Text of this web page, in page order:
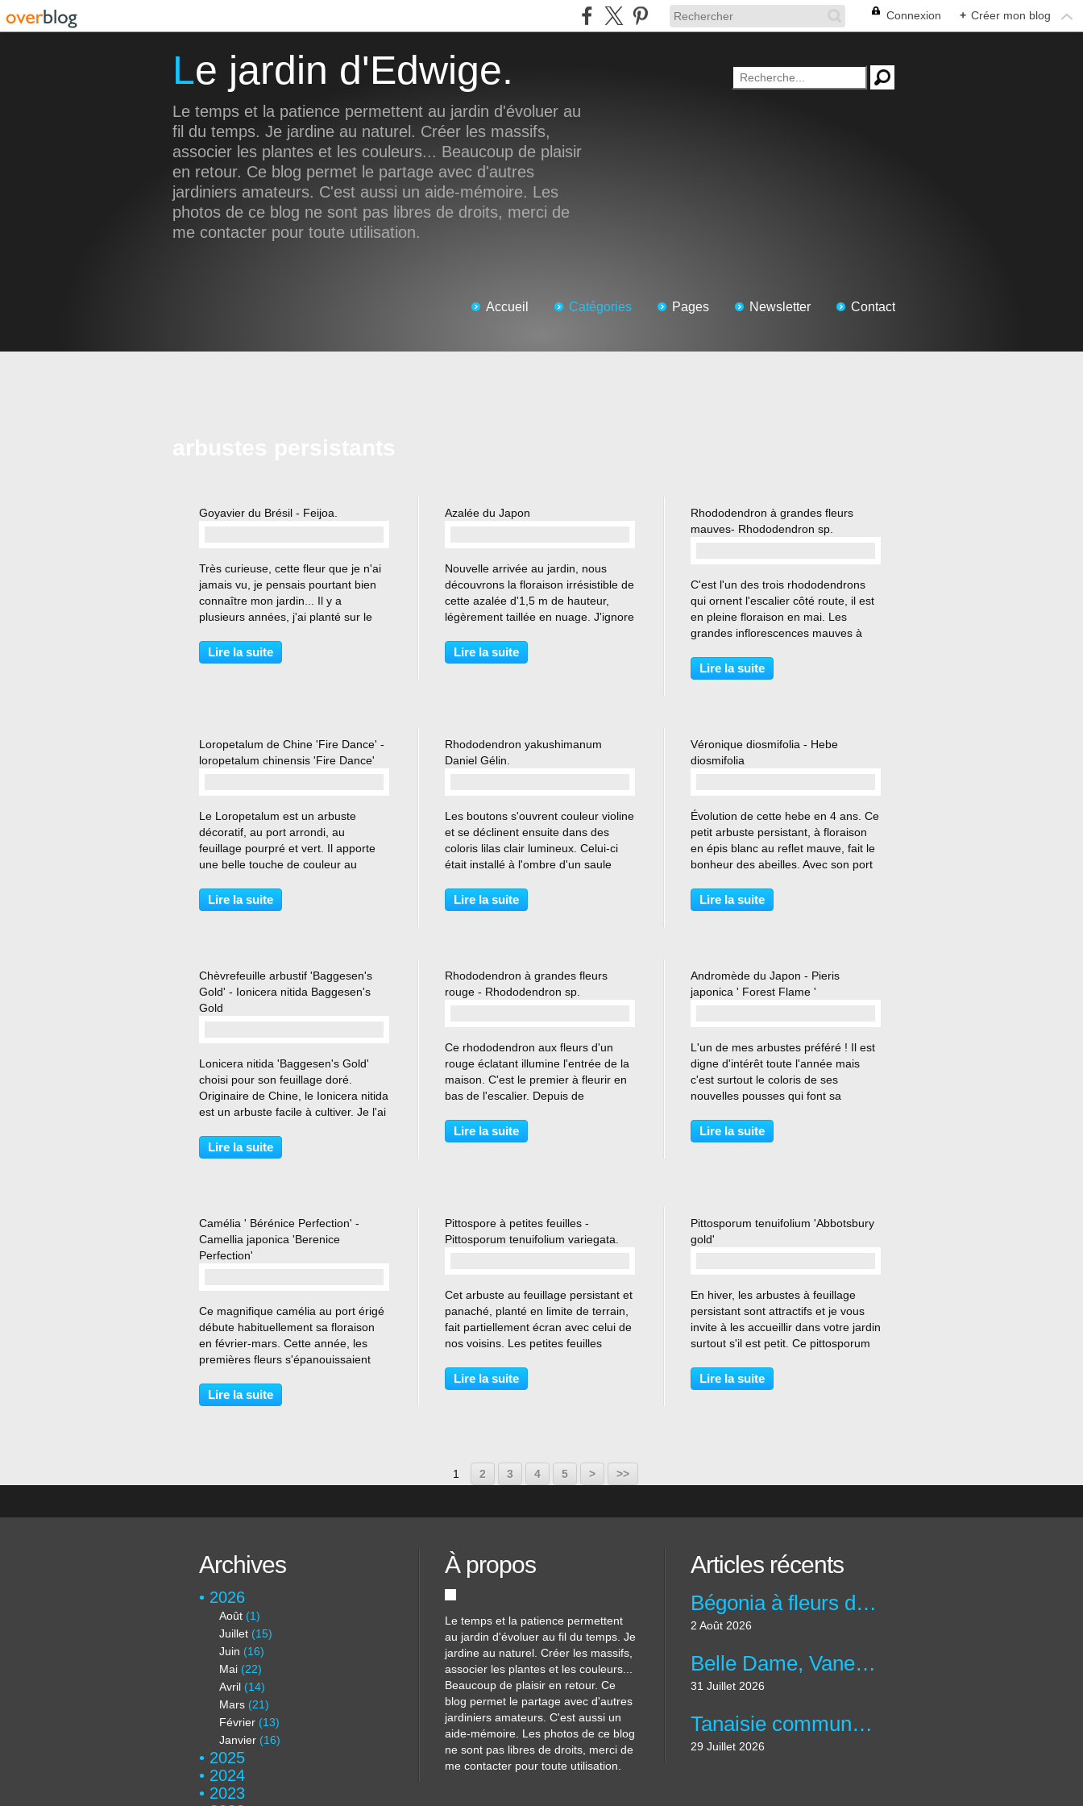
Connexion + Créer mon blog
Le jardin d'Edwige.
Le temps et la patience permettent au jardin d'évoluer au
fil du temps. Je jardine au naturel. Créer les massifs,
associer les plantes et les couleurs... Beaucoup de plaisir
en retour. Ce blog permet le partage avec d'autres
jardiniers amateurs. C'est aussi un aide-mémoire. Les
photos de ce blog ne sont pas libres de droits, merci de
me contacter pour toute utilisation.
Accueil Catégories Pages Newsletter Contact
Goyavier du Brésil - Feijoa.
Très curieuse, cette fleur que je n'ai
jamais vu, je pensais pourtant bien
connaître mon jardin... Il y a
plusieurs années, j'ai planté sur le
bouleaux, un arbuste que je croyais
être un laurier tin. Je me disais que
Lire la suite
Azalée du Japon
Nouvelle arrivée au jardin, nous
découvrons la floraison irrésistible de
cette azalée d'1,5 m de hauteur,
légèrement taillée en nuage. J'ignore
auprès d'un particulier qui n'a pas pu
me renseigner. Elle remplace le
Lire la suite
Rhododendron à grandes fleurs
mauves- Rhododendron sp.
C'est l'un des trois rhododendrons
qui ornent l'escalier côté route, il est
en pleine floraison en mai. Les
grandes inflorescences mauves à
floraison du rhododendron rose et du
rhododendron rouge installés au
Lire la suite
Loropetalum de Chine 'Fire Dance' -
loropetalum chinensis 'Fire Dance'
Le Loropetalum est un arbuste
décoratif, au port arrondi, au
feuillage pourpré et vert. Il apporte
une belle touche de couleur au
persistant à semi-persistant s'orne
de délicates fleurs rose framboise
Lire la suite
Rhododendron yakushimanum
Daniel Gélin.
Les boutons s'ouvrent couleur violine
et se déclinent ensuite dans des
coloris lilas clair lumineux. Celui-ci
était installé à l'ombre d'un saule
temps le matin. Le saule pleureur a
dépéri et a finalement dû être...
Lire la suite
Véronique diosmifolia - Hebe
diosmifolia
Évolution de cette hebe en 4 ans. Ce
petit arbuste persistant, à floraison
en épis blanc au reflet mauve, fait le
bonheur des abeilles. Avec son port
trouve sa place en bord de massif,
sur un talus ou en pot. Ici, elle...
Lire la suite
Chèvrefeuille arbustif 'Baggesen's
Gold' - Ionicera nitida Baggesen's
Gold
Lonicera nitida 'Baggesen's Gold'
choisi pour son feuillage doré.
Originaire de Chine, le Ionicera nitida
est un arbuste facile à cultiver. Je l'ai
découpé particulièrement lumineux,
d'un beau jaune doré en été, un...
Lire la suite
Rhododendron à grandes fleurs
rouge - Rhododendron sp.
Ce rhododendron aux fleurs d'un
rouge éclatant illumine l'entrée de la
maison. C'est le premier à fleurir en
bas de l'escalier. Depuis de
avec deux autres rhododendrons de
couleur différente, un rose et un
Lire la suite
Andromède du Japon - Pieris
japonica ' Forest Flame '
L'un de mes arbustes préféré ! Il est
digne d'intérêt toute l'année mais
c'est surtout le coloris de ses
nouvelles pousses qui font sa
est remarquable aussi. Les nouvelles
pousses attirent le regard. À la
Lire la suite
Camélia ' Bérénice Perfection' -
Camellia japonica 'Berenice
Perfection'
Ce magnifique camélia au port érigé
débute habituellement sa floraison
en février-mars. Cette année, les
premières fleurs s'épanouissaient
fleurs imbriquées sont de taille
moyenne. J'aime particulièrement la
Lire la suite
Pittospore à petites feuilles -
Pittosporum tenuifolium variegata.
Cet arbuste au feuillage persistant et
panaché, planté en limite de terrain,
fait partiellement écran avec celui de
nos voisins. Les petites feuilles
vert marginé de crème. Rustique
jusqu'à -10°C, le pittosporum se...
Lire la suite
Pittosporum tenuifolium 'Abbotsbury
gold'
En hiver, les arbustes à feuillage
persistant sont attractifs et je vous
invite à les accueillir dans votre jardin
surtout s'il est petit. Ce pittosporum
directement en pleine terre. Comme
trop souvent dans ce cas de figure,...
Lire la suite
1 2 3 4 5 > >>
Archives
2026
Août (1)
Juillet (15)
Juin (16)
Mai (22)
Avril (14)
Mars (21)
Février (13)
Janvier (16)
2025
2024
2023
À propos
Le temps et la patience permettent
au jardin d'évoluer au fil du temps. Je
jardine au naturel. Créer les massifs,
associer les plantes et les couleurs...
Beaucoup de plaisir en retour. Ce
blog permet le partage avec d'autres
jardiniers amateurs. C'est aussi un
aide-mémoire. Les photos de ce blog
ne sont pas libres de droits, merci de
me contacter pour toute utilisation.
Articles récents
Bégonia à fleurs double 'Bouton de Rose' - Begonia x tuberhybrida 'Bouton de Rose'
2 Août 2026
Belle Dame, Vanesse des Chardons - Vanessa cardui
31 Juillet 2026
Tanaisie commune - Tanacetum vulgare
29 Juillet 2026